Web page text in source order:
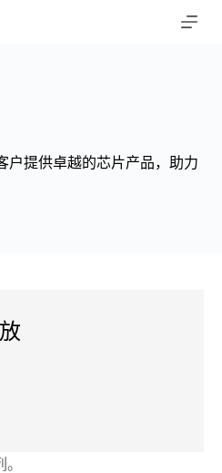
户提供卓越的芯片产品，助力